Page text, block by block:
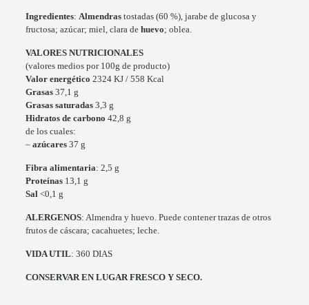
Ingredientes: Almendrastostadas (60 %), jarabe de glucosa y
fructosa; azúcar; miel, clara de huevo; oblea.
VALORES NUTRICIONALES
(valores medios por 100g de producto)
Valor energético 2324 KJ / 558 Kcal
Grasas37,1 g
Grasas saturadas3,3 g
Hidratos de carbono 42,8 g
de los cuales:
– azúcares37 g
Fibra alimentaria: 2,5 g
Proteínas13,1 g
Sal<0,1 g
ALERGENOS: Almendra y huevo. Puede contener trazas de otros
frutos de cáscara; cacahuetes; leche.
VIDA UTIL: 360 DIAS
CONSERVAR EN LUGAR FRESCO Y SECO.